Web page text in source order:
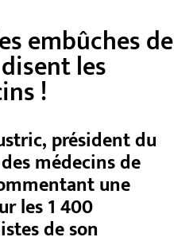
embûches de
les
!
président du
médecins de
une
les 1 400
de son